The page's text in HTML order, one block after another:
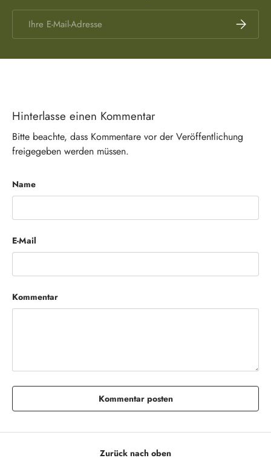
Hinterlasse einen Kommentar
Bitte beachte, dass Kommentare vor der Veröffentlichung
freigegeben werden müssen.
Name
E-Mail
Kommentar
Kommentar posten
Zurück nach oben